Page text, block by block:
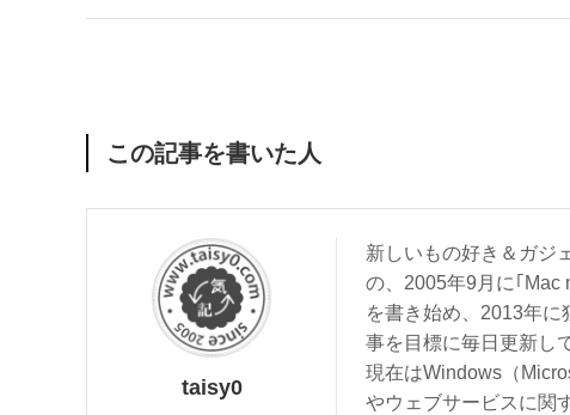
この記事を書いた人
taisy0
新しいもの好き＆ガジ
の、2005年9月に｢Mac
を書き始め、2013年
事を目標に毎日更新し
現在はWindows（
やウェブサービスに関